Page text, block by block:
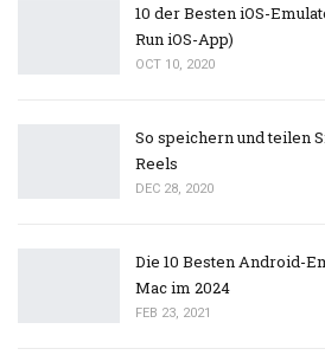
10 der Besten iOS-
Run iOS-App)
OCT 10, 2020
So speichern und teilen
Reels
DEC 28, 2020
Die 10 Besten Android-
Mac im 2024
FEB 23, 2021